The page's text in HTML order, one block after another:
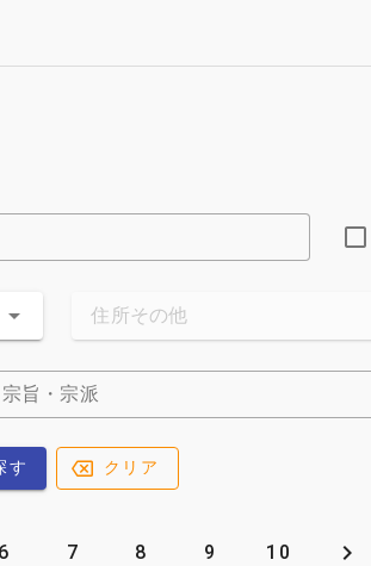
住所その他
宗旨・宗派
す クリア
6 7 8 9 10